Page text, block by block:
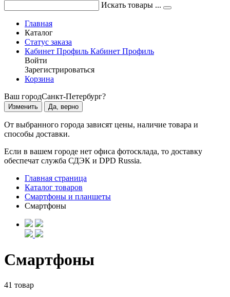
Искать товары ...
Главная
Каталог
Статус заказа
Кабинет Профиль Кабинет Профиль
Войти
Зарегистрироваться
Корзина
Ваш городСанкт-Петербург?
Изменить Да, верно
От выбранного города зависят цены, наличие товара и
способы доставки.
Если в вашем городе нет офиса фотосклада, то доставку
обеспечат служба СДЭК и DPD Russia.
Главная страница
Каталог товаров
Смартфоны и планшеты
Смартфоны
Смартфоны
41 товар